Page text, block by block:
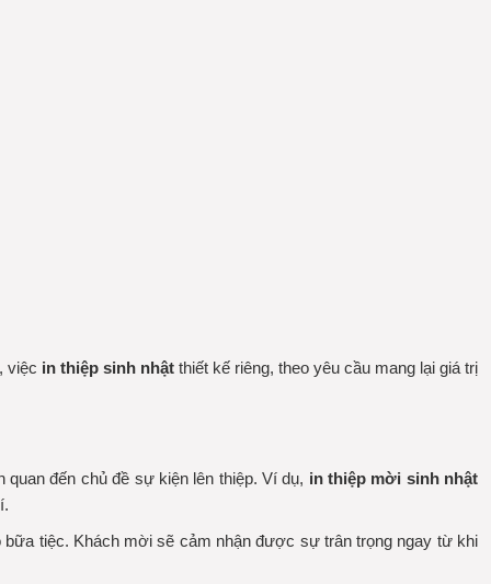
việc in thiệp sinh nhật thiết kế riêng, theo yêu cầu mang lại giá trị
đến chủ đề sự kiện lên thiệp. Ví dụ, in thiệp mời sinh nhật
tiệc. Khách mời sẽ cảm nhận được sự trân trọng ngay từ khi